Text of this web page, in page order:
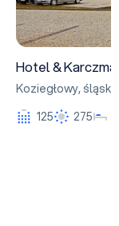
Hotel & Karczma
Koziegłowy,
125
275